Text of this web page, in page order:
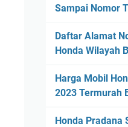
Sampai Nomor
Daftar Alamat
Honda Wilayah
Harga Mobil
2023 Termurah
Honda Pradana